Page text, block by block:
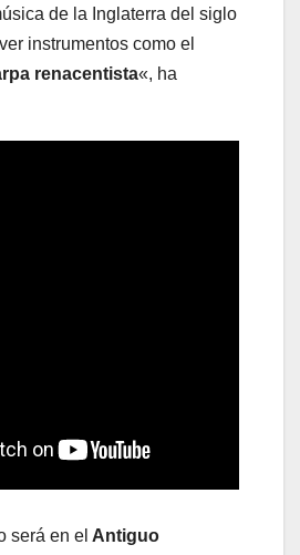
de la Inglaterra del siglo
instrumentos como el
renacentista«, ha
será en el Antiguo